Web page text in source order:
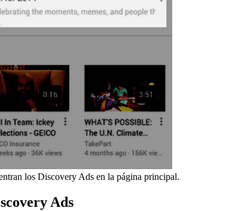
los Discovery Ads en la página principal.
Ads